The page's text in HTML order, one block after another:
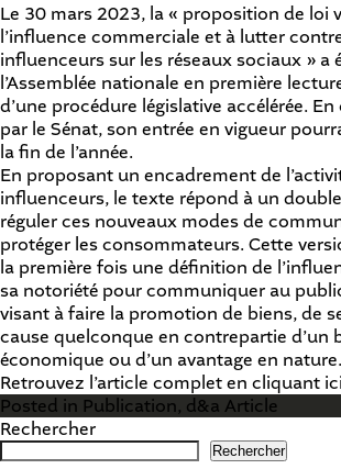
Le 30 mars 2023, la « proposition de loi
l’influence commerciale et à lutter
influenceurs sur les réseaux sociaux » a
l’Assemblée nationale en première
d’une procédure législative accélérée. En
par le Sénat, son entrée en vigueur
la fin de l’année.
En proposant un encadrement de
influenceurs, le texte répond à un
réguler ces nouveaux modes de
protéger les consommateurs. Cette
la première fois une définition de
sa notoriété pour communiquer au
visant à faire la promotion de biens, de
cause quelconque en contrepartie d’un
économique ou d’un avantage en nature.
Retrouvez l’article complet en cliquant ici
Posted in Publication, d&a Article
Rechercher
Rechercher